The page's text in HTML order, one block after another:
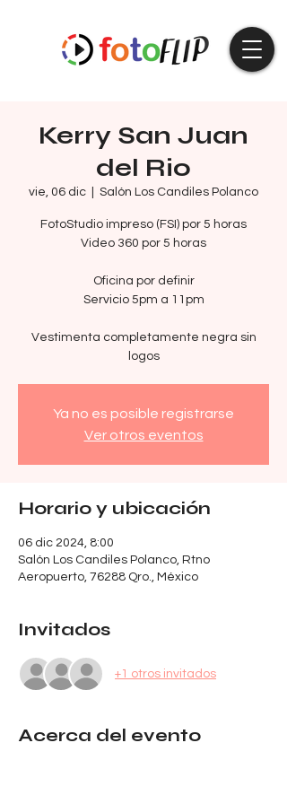
Kerry San Juan
del Rio
vie, 06 dic Salón Los Candiles Polanco
FotoStudio impreso (FSI) por 5 horas
Video 360 por 5 horas
Oficina por definir
Servicio 5pm a 11pm
Vestimenta completamente negra sin
logos
Ya no es posible registrarse
Ver otros eventos
Horario y ubicación
06 dic 2024, 8:00
Salón Los Candiles Polanco, Rtno
Aeropuerto, 76288 Qro., México
Invitados
+1 otros invitados
Acerca del evento